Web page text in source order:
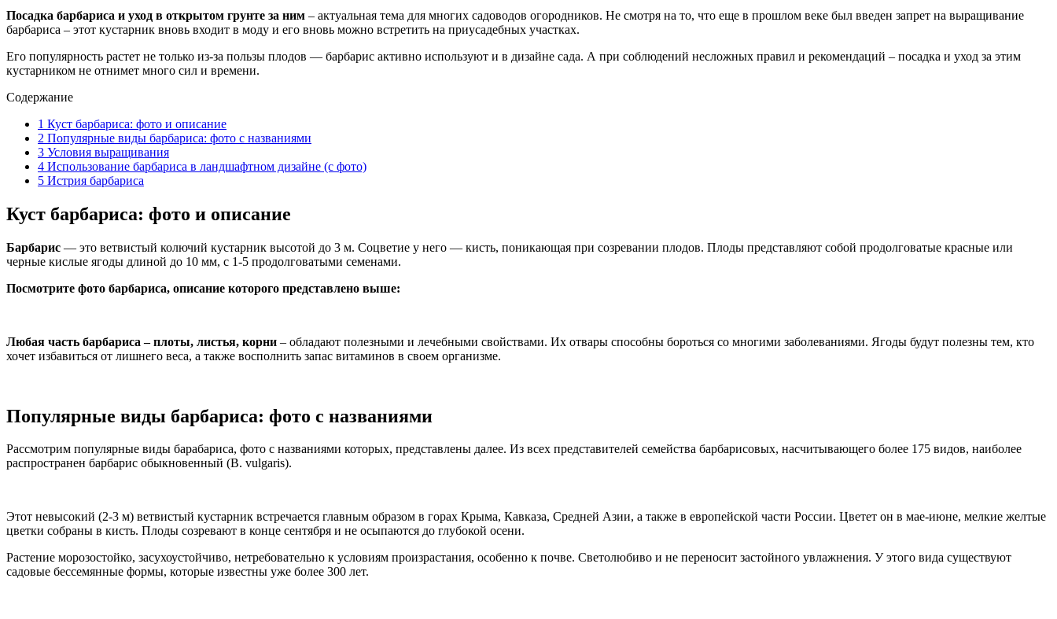
Посадка барбариса и уход в открытом грунте за ним – актуальная тема для многих садоводов огородников. Не смотря на то, что еще в прошлом веке был введен запрет на выращивание
барбариса – этот кустарник вновь входит в моду и его вновь можно встретить на приусадебных участках.
Его популярность растет не только из-за пользы плодов — барбарис активно используют и в дизайне сада. А при соблюдений несложных правил и рекомендаций – посадка и уход за этим
кустарником не отнимет много сил и времени.
Содержание
1 Куст барбариса: фото и описание
2 Популярные виды барбариса: фото с названиями
3 Условия выращивания
4 Использование барбариса в ландшафтном дизайне (с фото)
5 Истрия барбариса
Куст барбариса: фото и описание
Барбарис — это ветвистый колючий кустарник высотой до 3 м. Соцветие у него — кисть, поникающая при созревании плодов. Плоды представляют собой продолговатые красные или
черные кислые ягоды длиной до 10 мм, с 1-5 продолговатыми семенами.
Посмотрите фото барбариса, описание которого представлено выше:
Любая часть барбариса – плоты, листья, корни – обладают полезными и лечебными свойствами. Их отвары способны бороться со многими заболеваниями. Ягоды будут полезны тем, кто
хочет избавиться от лишнего веса, а также восполнить запас витаминов в своем организме.
Популярные виды барбариса: фото с названиями
Рассмотрим популярные виды барабариса, фото с названиями которых, представлены далее. Из всех представителей семейства барбарисовых, насчитывающего более 175 видов, наиболее
распространен барбарис обыкновенный (В. vulgaris).
Этот невысокий (2-3 м) ветвистый кустарник встречается главным образом в горах Крыма, Кавказа, Средней Азии, а также в европейской части России. Цветет он в мае-июне, мелкие желтые
цветки собраны в кисть. Плоды созревают в конце сентября и не осыпаются до глубокой осени.
Растение морозостойко, засухоустойчиво, нетребовательно к условиям произрастания, особенно к почве. Светолюбиво и не переносит застойного увлажнения. У этого вида существуют
садовые бессемянные формы, которые известны уже более 300 лет.